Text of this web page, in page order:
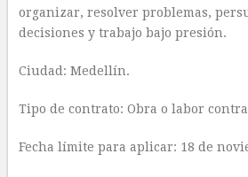
organizar, resolver problemas,
decisiones y trabajo bajo presión.
Ciudad: Medellín.
Tipo de contrato: Obra o labor
Fecha límite para aplicar: 18 de